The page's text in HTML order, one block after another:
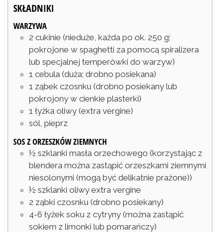
SKŁADNIKI
WARZYWA
2 cukinie (nieduże, każda po ok. 250 g;
pokrojone w spaghetti za pomocą spiralizera
lub specjalnej temperówki do warzyw)
1 cebula (duża; drobno posiekana)
1 ząbek czosnku (drobno posiekany lub
pokrojony w cienkie plasterki)
1 łyżka oliwy (extra vergine)
sól, pieprz
SOS Z ORZESZKÓW ZIEMNYCH
½ szklanki masła orzechowego (korzystając z
blendera można zastąpić orzeszkami ziemnymi
niesolonymi (mogą być delikatnie prażone))
½ szklanki oliwy extra vergine
2 ząbki czosnku (drobno posiekany)
4-6 łyżek soku z cytryny (można zastąpić
sokiem z limonki lub pomarańczy)